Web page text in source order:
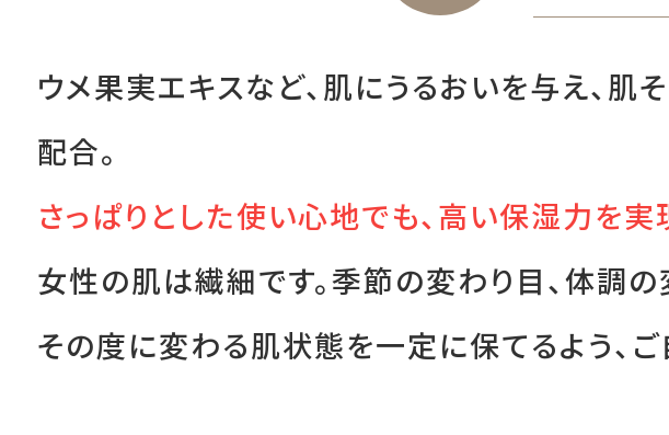
ウメ果実エキスなど、肌にうるおいを与え、
配合。
さっぱりとした使い心地でも、高い保湿力を実
女性の肌は繊細です。季節の変わり目、体調の
その度に変わる肌状態を一定に保てるよう、